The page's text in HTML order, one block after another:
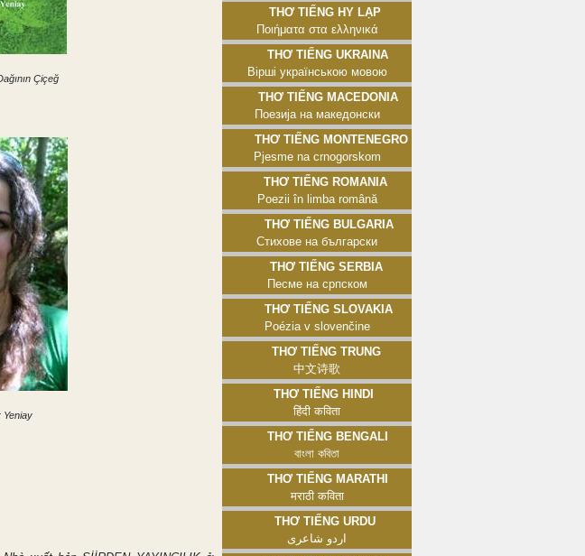
Çiçeğ
Yeniay
Thơ tiếng Hy Lạp
Ποιήματα στα ελληνικά
Thơ tiếng Ukraina
Вірші українською мовою
Thơ tiếng Macedonia
Поезија на македонски
Thơ tiếng Montenegro
Pjesme na crnogorskom
Thơ tiếng Romania
Poezii în limba română
Thơ tiếng Bulgaria
Стихове на български
Thơ tiếng Serbia
Песме на српском
Thơ tiếng Slovakia
Poézia v slovenčine
Thơ tiếng Trung
中文诗歌
Thơ tiếng Hindi
हिंदी कविता
Thơ tiếng Bengali
বাংলা কবিতা
Thơ tiếng Marathi
मराठी कविता
Thơ tiếng Urdu
اردو شاعری